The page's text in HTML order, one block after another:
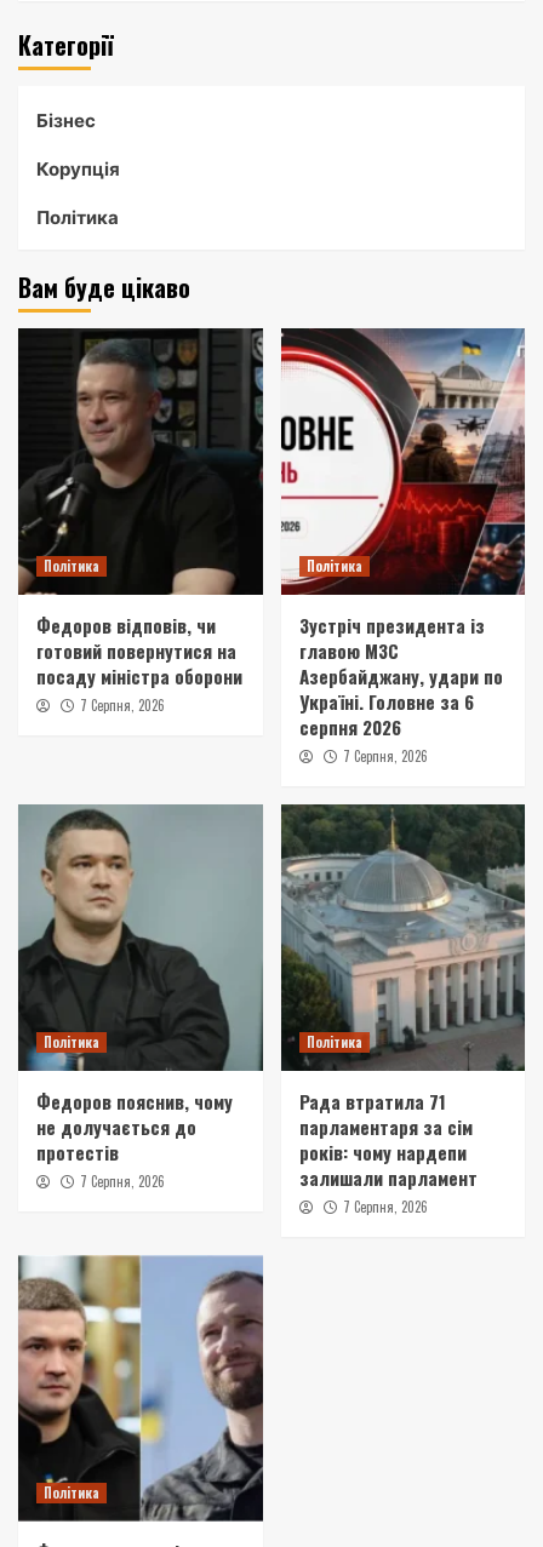
Категорії
Бізнес
Корупція
Політика
Вам буде цікаво
Політика
Федоров відповів, чи
готовий повернутися на
посаду міністра оборони
7 Серпня, 2026
Політика
Зустріч президента із
главою МЗС
Азербайджану, удари по
Україні. Головне за 6
серпня 2026
7 Серпня, 2026
Політика
Федоров пояснив, чому
не долучається до
протестів
7 Серпня, 2026
Політика
Рада втратила 71
парламентаря за сім
років: чому нардепи
залишали парламент
7 Серпня, 2026
Політика